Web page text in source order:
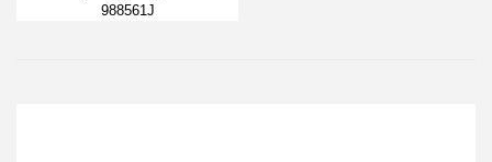
988561J